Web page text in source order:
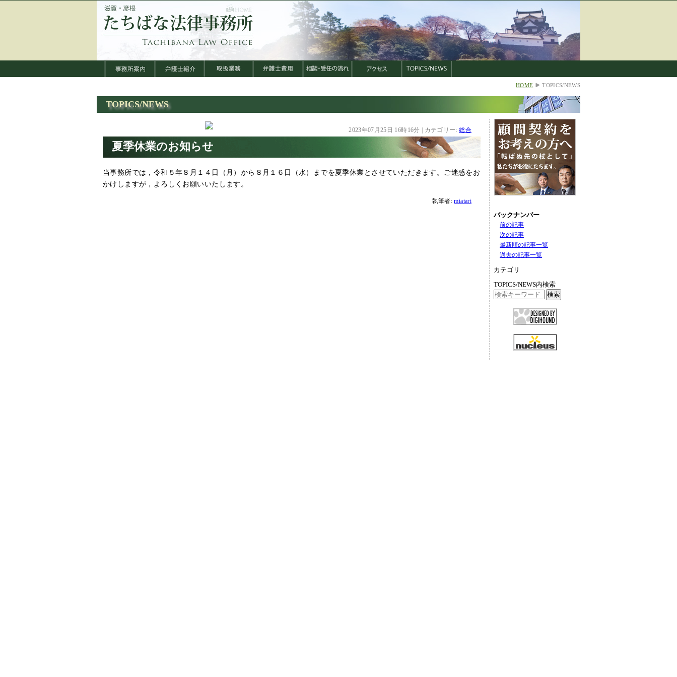
HOME TOPICS/NEWS
TOPICS/NEWS
バックナンバー
前の記事
次の記事
最新順の記事一覧
過去の記事一覧
カテゴリ
TOPICS/NEWS内検索
2023年07月25日 16時16分 | カテゴリー:総合
夏季休業のお知らせ
当事務所では，令和５年８月１４日（月）から８月１６日（水）までを夏季休業とさせていただきます。ご迷惑をお
かけしますが，よろしくお願いいたします。
執筆者:miatari